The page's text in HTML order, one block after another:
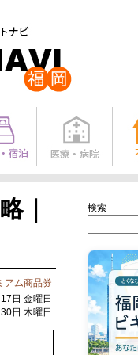
｜
アム商品券
日 金曜日
日 木曜日
検索